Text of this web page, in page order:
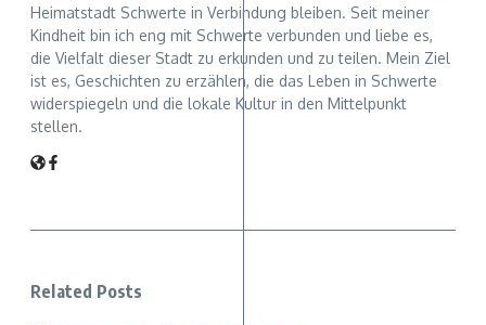
Heimatstadt Schwerte in Verbindung bleiben. Seit meiner
Kindheit bin ich eng mit Schwerte verbunden und liebe es,
die Vielfalt dieser Stadt zu erkunden und zu teilen. Mein Ziel
ist es, Geschichten zu erzählen, die das Leben in Schwerte
widerspiegeln und die lokale Kultur in den Mittelpunkt
stellen.
Related Posts